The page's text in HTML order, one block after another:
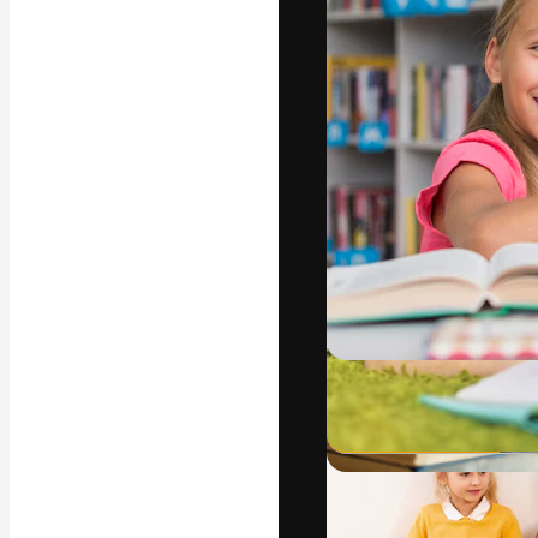
La piattaforma
migliori lavori.
creativi,
Italiano
Copyright © 2010-